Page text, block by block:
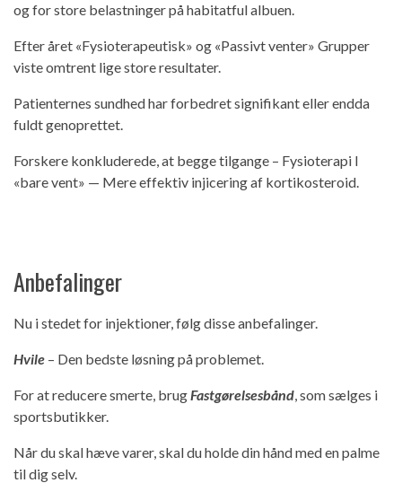
og for store belastninger på habitatful albuen.
Efter året «Fysioterapeutisk» og «Passivt venter» Grupper
viste omtrent lige store resultater.
Patienternes sundhed har forbedret signifikant eller endda
fuldt genoprettet.
Forskere konkluderede, at begge tilgange – Fysioterapi I
«bare vent» — Mere effektiv injicering af kortikosteroid.
Anbefalinger
Nu i stedet for injektioner, følg disse anbefalinger.
Hvile – Den bedste løsning på problemet.
For at reducere smerte, brugFastgørelsesbånd, som sælges i
sportsbutikker.
Når du skal hæve varer, skal du holde din hånd med en palme
til dig selv.